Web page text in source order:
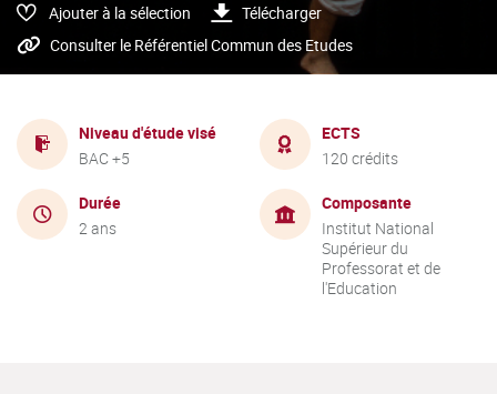
Ajouter à la sélection
Télécharger
Consulter le Référentiel Commun des Etudes
Niveau d'étude visé
BAC +5
ECTS
120 crédits
Durée
2 ans
Composante
Institut National
Supérieur du
Professorat et de
l'Education